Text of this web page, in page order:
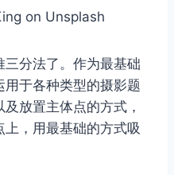
on Unsplash
分法了。作为最基础
于各种类型的摄影题
放置主体点的方式，
，用最基础的方式吸